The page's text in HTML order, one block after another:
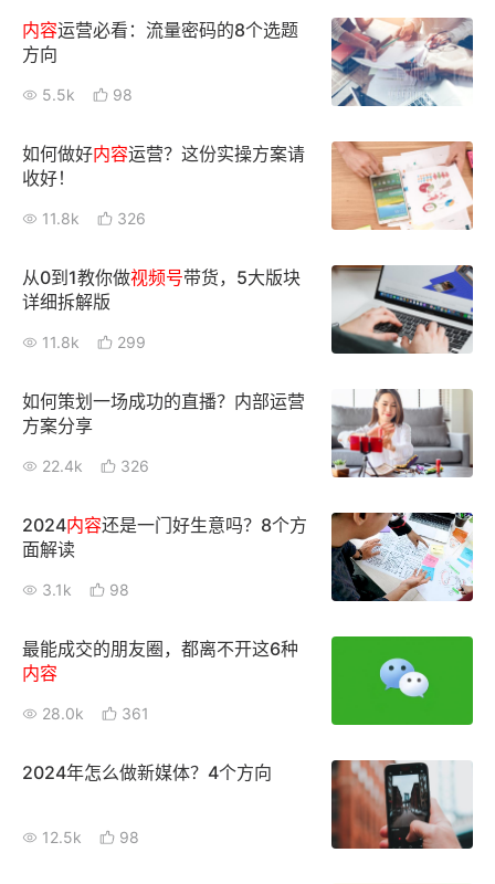
培训课程
私域课程
增长俱乐部
增长俱乐部
合作共进
入驻有赞
认证服务商 设计服务商
内容运营必看：流量密码的8个选题
方向
5.5k 98
如何做好内容运营？这份实操方案请
收好！
11.8k 326
从0到1教你做视频号带货，5大版块
详细拆解版
11.8k 299
如何策划一场成功的直播？内部运营
方案分享
22.4k 326
2024内容还是一门好生意吗？8个方
面解读
3.1k 98
最能成交的朋友圈，都离不开这6种
内容
28.0k 361
2024年怎么做新媒体？4个方向
12.5k 98